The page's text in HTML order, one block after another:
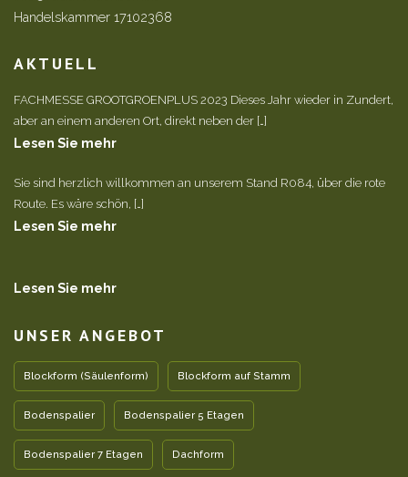
Handelskammer 17102368
AKTUELL
FACHMESSE GROOTGROENPLUS 2023 Dieses Jahr wieder in Zundert,
aber an einem anderen Ort, direkt neben der […]
Lesen Sie mehr
Sie sind herzlich willkommen an unserem Stand R084, über die rote
Route. Es wäre schön, […]
Lesen Sie mehr
Lesen Sie mehr
UNSER ANGEBOT
Blockform (Säulenform) Blockform auf Stamm
Bodenspalier Bodenspalier 5 Etagen
Bodenspalier 7 Etagen Dachform